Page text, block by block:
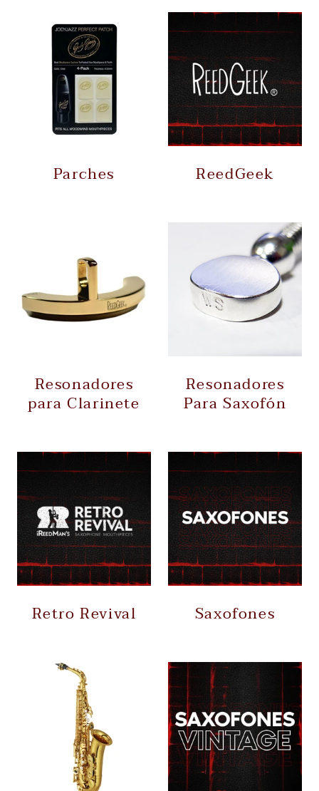
Parches ReedGeek
Resonadores
para Clarinete
Resonadores
Para Saxofón
Retro Revival Saxofones